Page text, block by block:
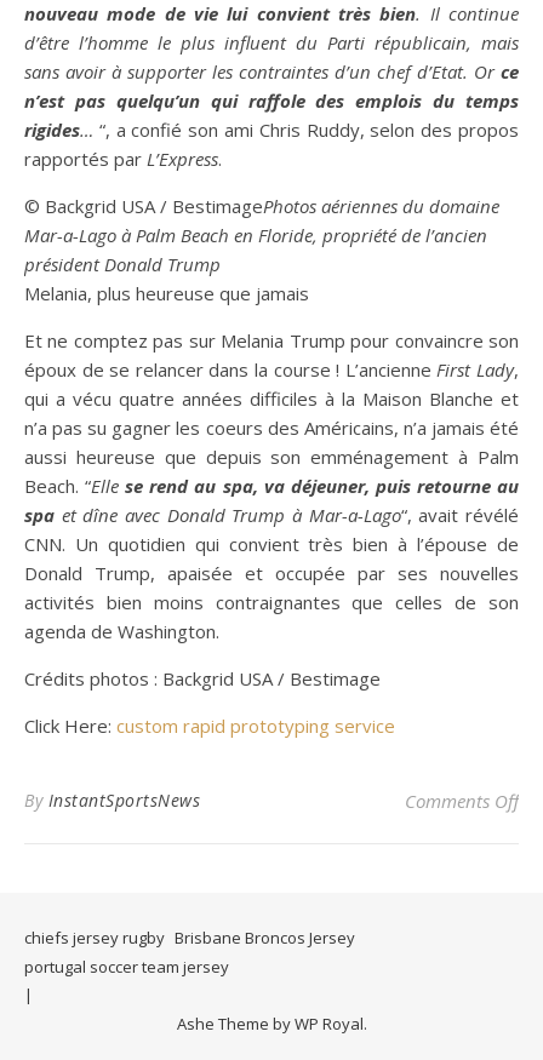
nouveau mode de vie lui convient très bien. Il continue
d’être l’homme le plus influent du Parti républicain, mais
sans avoir à supporter les contraintes d’un chef d’Etat. Or ce
n’est pas quelqu’un qui raffole des emplois du temps
rigides… “, a confié son ami Chris Ruddy, selon des propos
rapportés par L’Express.
© Backgrid USA / BestimagePhotos aériennes du domaine
Mar-a-Lago à Palm Beach en Floride, propriété de l’ancien
président Donald Trump
Melania, plus heureuse que jamais
Et ne comptez pas sur Melania Trump pour convaincre son
époux de se relancer dans la course ! L’ancienneFirst Lady,
qui a vécu quatre années difficiles à la Maison Blanche et
n’a pas su gagner les coeurs des Américains, n’a jamais été
aussi heureuse que depuis son emménagement à Palm
Beach. “Ellese rend au spa, va déjeuner, puis retourne au
spa et dîne avec Donald Trump à Mar-a-Lago“, avait révélé
CNN. Un quotidien qui convient très bien à l’épouse de
Donald Trump, apaisée et occupée par ses nouvelles
activités bien moins contraignantes que celles de son
agenda de Washington.
Crédits photos : Backgrid USA / Bestimage
Click Here: custom rapid prototyping service
By InstantSportsNews Comments Offon
chiefs jersey rugby Brisbane Broncos Jersey
portugal soccer team jersey
Ashe Theme byWP Royal.